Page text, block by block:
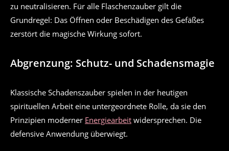
zu neutralisieren. Für alle Flaschenzauber gilt die
Grundregel: Das Öffnen oder Beschädigen des Gefäßes
zerstört die magische Wirkung sofort.
Abgrenzung: Schutz- und Schadensmagie
Klassische Schadenszauber spielen in der heutigen
spirituellen Arbeit eine untergeordnete Rolle, da sie den
Prinzipien moderner Energiearbeit widersprechen. Die
defensive Anwendung überwiegt.